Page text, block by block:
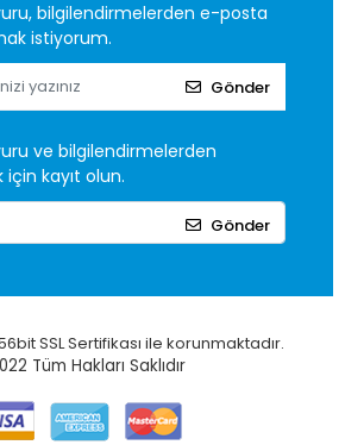
bilgilendirmelerden e-posta
istiyorum.
Gönder
ve bilgilendirmelerden
kayıt olun.
Gönder
SSL Sertifikası ile korunmaktadır.
Tüm Hakları Saklıdır